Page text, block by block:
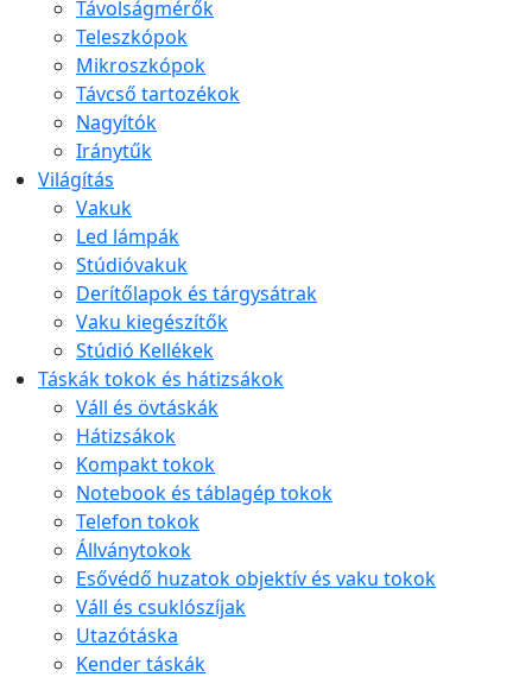
Távolságmérők
Teleszkópok
Mikroszkópok
Távcső tartozékok
Nagyítók
Iránytűk
Világítás
Vakuk
Led lámpák
Stúdióvakuk
Derítőlapok és tárgysátrak
Vaku kiegészítők
Stúdió Kellékek
Táskák tokok és hátizsákok
Váll és övtáskák
Hátizsákok
Kompakt tokok
Notebook és táblagép tokok
Telefon tokok
Állványtokok
Esővédő huzatok objektív és vaku tokok
Váll és csuklószíjak
Utazótáska
Kender táskák